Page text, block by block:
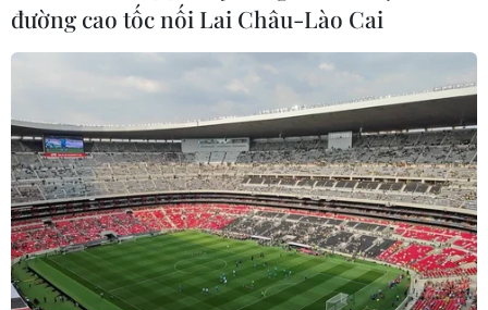
đường cao tốc nối Lai Châu-Lào Cai